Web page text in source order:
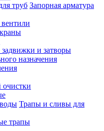
Запорная арматура
и затворы
назначения
Трапы и сливы для
трапы